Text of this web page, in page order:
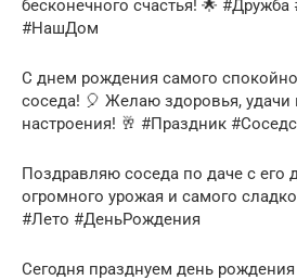
бесконечного счастья! 🌟
#НашДом
С днем рождения самого
соседа! 🎈 Желаю здоровья, удачи
настроения! 🥂 #Праздник
Поздравляю соседа по даче с
огромного урожая и самого
#Лето #ДеньРождения
Сегодня празднуем день